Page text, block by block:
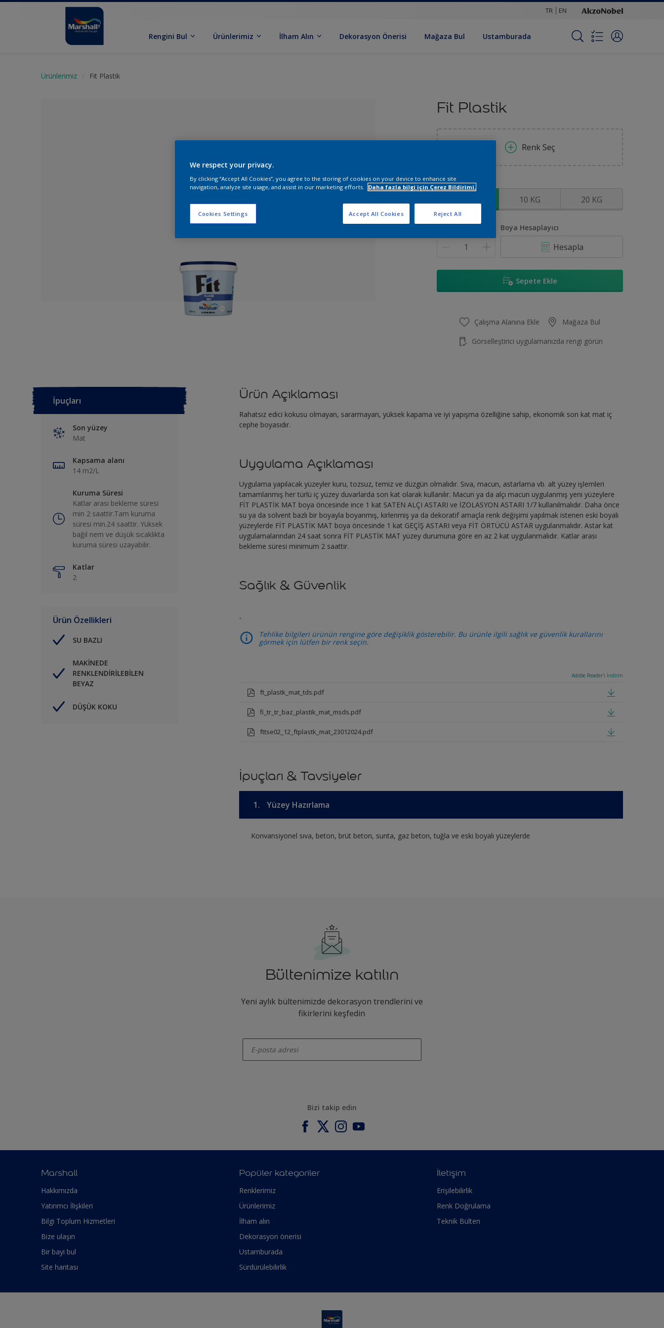
TR EN
Rengini Bul Ürünlerimiz İlham Alın Dekorasyon Önerisi Mağaza Bul Ustamburada
Ürünlerimiz Fit Plastik
Fit Plastik
Renk Seç
Boyut
10 KG 20 KG
Boya Hesaplayıcı
Hesapla
Sepete Ekle
Çalışma Alanına Ekle Mağaza Bul
Görselleştirici uygulamanızda rengi görün
İpuçları
Son yüzey
Mat
Kapsama alanı
14 m2/L
Kuruma Süresi
Katlar arası bekleme süresi
min 2 saattir.Tam kuruma
süresi min.24 saattir. Yüksek
bağıl nem ve düşük sıcaklıkta
kuruma süresi uzayabilir.
Katlar
2
Ürün Özellikleri
SU BAZLI
MAKİNEDE
RENKLENDİRİLEBİLEN
BEYAZ
DÜŞÜK KOKU
Ürün Açıklaması
Rahatsız edici kokusu olmayan, sararmayan, yüksek kapama ve iyi yapışma özelliğine sahip, ekonomik son kat mat iç
cephe boyasıdır.
Uygulama Açıklaması
Uygulama yapılacak yüzeyler kuru, tozsuz, temiz ve düzgün olmalıdır. Sıva, macun, astarlama vb. alt yüzey işlemleri
tamamlanmış her türlü iç yüzey duvarlarda son kat olarak kullanılır. Macun ya da alçı macun uygulanmış yeni yüzeylere
FİT PLASTİK MAT boya öncesinde ince 1 kat SATEN ALÇI ASTARI ve İZOLASYON ASTARI 1/7 kullanılmalıdır. Daha önce
su ya da solvent bazlı bir boyayla boyanmış, kirlenmiş ya da dekoratif amaçla renk değişimi yapılmak istenen eski boyalı
yüzeylerde FİT PLASTİK MAT boya öncesinde 1 kat GEÇİŞ ASTARI veya FİT ÖRTÜCÜ ASTAR uygulanmalıdır. Astar kat
uygulamalarından 24 saat sonra FİT PLASTİK MAT yüzey durumuna göre en az 2 kat uygulanmalıdır. Katlar arası
bekleme süresi minimum 2 saattir.
Sağlık & Güvenlik
-
Tehlike bilgileri ürünün rengine göre değişiklik gösterebilir. Bu ürünle ilgili sağlık ve güvenlik kurallarını
görmek için lütfen bir renk seçin.
Adobe Reader'ı İndirin
ft_plastk_mat_tds.pdf
fi_tr_tr_baz_plastik_mat_msds.pdf
fttse02_12_ftplastk_mat_23012024.pdf
İpuçları & Tavsiyeler
1. Yüzey Hazırlama
Konvansiyonel sıva, beton, brüt beton, sunta, gaz beton, tuğla ve eski boyalı yüzeylerde
Bültenimize katılın
Yeni aylık bültenimizde dekorasyon trendlerini ve
fikirlerini keşfedin
Bizi takip edin
Marshall
Hakkımızda
Yatırımcı İlişkileri
Bilgi Toplum Hizmetleri
Bize ulaşın
Bir bayi bul
Site haritası
Popüler kategoriler
Renklerimiz
Ürünlerimiz
İlham alın
Dekorasyon önerisi
Ustamburada
Sürdürülebilirlik
İletişim
Erişilebilirlik
Renk Doğrulama
Teknik Bülten
We respect your privacy.
By clicking “Accept All Cookies”, you agree to the storing of cookies on your device to enhance site
navigation, analyze site usage, and assist in our marketing efforts.
Daha fazla bilgi için Çerez Bildirimi.
Cookies Settings Reject All
Accept All Cookies